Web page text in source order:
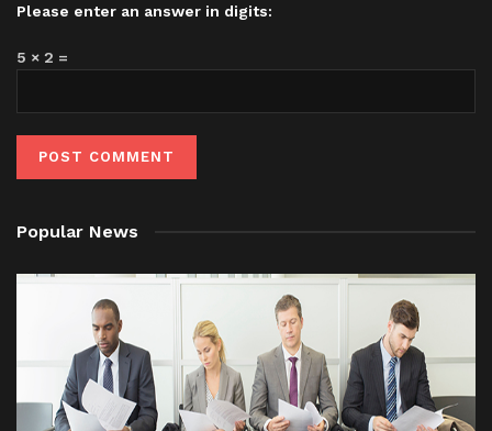
Please enter an answer in digits:
5 × 2 =
Popular News